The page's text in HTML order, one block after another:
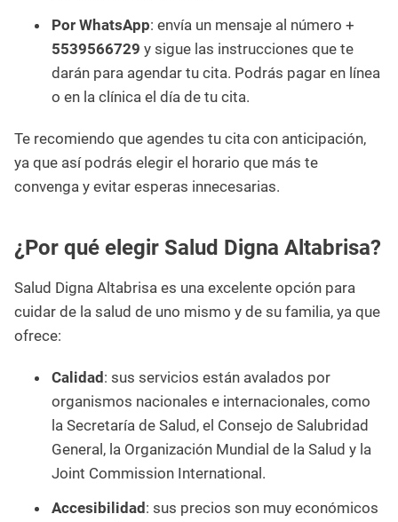
Por WhatsApp: envía un mensaje al número +
5539566729 y sigue las instrucciones que te
darán para agendar tu cita. Podrás pagar en línea
o en la clínica el día de tu cita.
Te recomiendo que agendes tu cita con anticipación,
ya que así podrás elegir el horario que más te
convenga y evitar esperas innecesarias.
¿Por qué elegir Salud Digna Altabrisa?
Salud Digna Altabrisa es una excelente opción para
cuidar de la salud de uno mismo y de su familia, ya que
ofrece:
Calidad : sus servicios están avalados por
organismos nacionales e internacionales, como
la Secretaría de Salud, el Consejo de Salubridad
General, la Organización Mundial de la Salud y la
Joint Commission International.
Accesibilidad : sus precios son muy económicos